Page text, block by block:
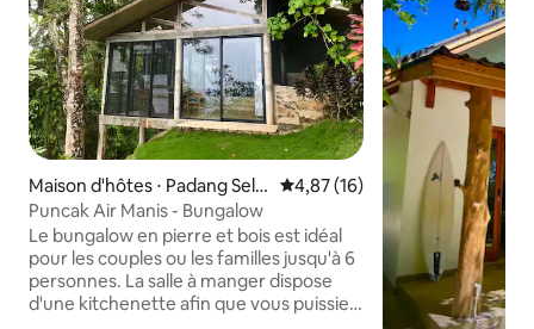
Maison d'hôtes ⋅ Padang Sela
tan
Évaluation moyenne sur la
4,87 (16)
Puncak Air Manis - Bungalow
Le bungalow en pierre et bois est idéal
pour les couples ou les familles jusqu'à 6
personnes. La salle à manger dispose
d'une kitchenette afin que vous puissiez